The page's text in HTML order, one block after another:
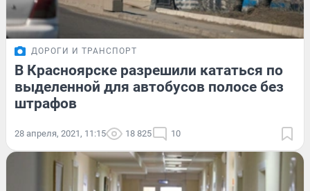
ДОРОГИ И ТРАНСПОРТ
В Красноярске разрешили кататься по
выделенной для автобусов полосе без
штрафов
28 апреля, 2021, 11:15 18 825 10